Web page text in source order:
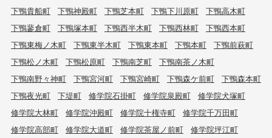
下鴨貴船町
下鴨神殿町 下鴨芝本町 下鴨下川原町
下鴨高木町
下鴨蓼倉町
下鴨塚本町 下鴨西半木町 下鴨西林町
下鴨西本町
下鴨東梅ノ木町
下鴨東半木町 下鴨東本町 下鴨本町
下鴨前萩町
下鴨松ノ木町
下鴨松原町 下鴨南芝町
下鴨南茶ノ木町
下鴨南野々神町
下鴨宮河町 下鴨宮崎町 下鴨森ケ前町
下鴨森本町
下鴨夜光町
下堤町 修学院石掛町 修学院泉殿町
修学院犬塚町
修学院大林町
修学院沖殿町 修学院十権寺町
修学院千万田町
修学院高部町
修学院大道町 修学院茶屋ノ前町
修学院坪江町